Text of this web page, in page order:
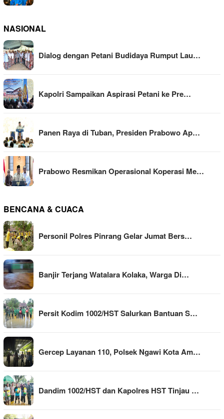
NASIONAL
Dialog dengan Petani Budidaya Rumput Lau…
Kapolri Sampaikan Aspirasi Petani ke Pre…
Panen Raya di Tuban, Presiden Prabowo Ap…
Prabowo Resmikan Operasional Koperasi Me…
BENCANA & CUACA
Personil Polres Pinrang Gelar Jumat Bers…
Banjir Terjang Watalara Kolaka, Warga Di…
Persit Kodim 1002/HST Salurkan Bantuan S…
Gercep Layanan 110, Polsek Ngawi Kota Am…
Dandim 1002/HST dan Kapolres HST Tinjau …